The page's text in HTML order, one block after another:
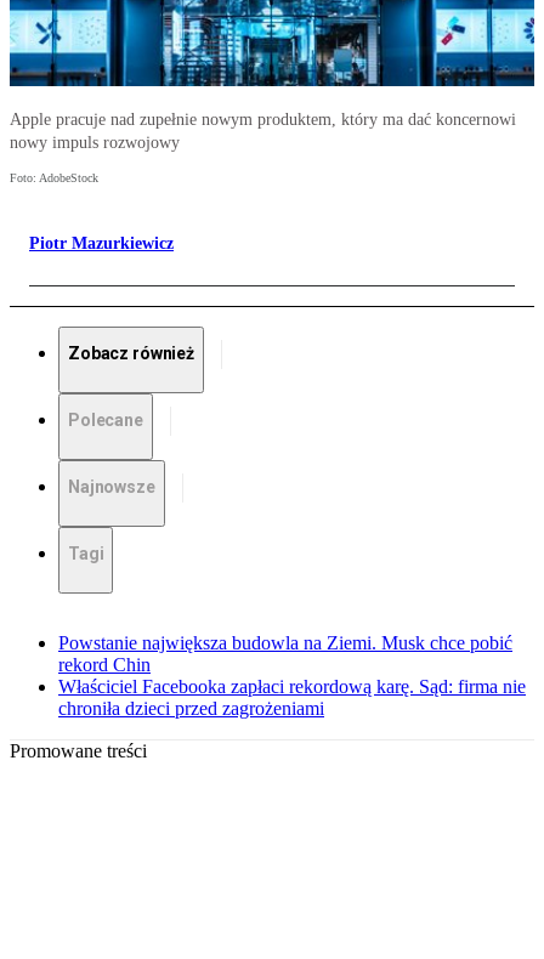
Apple pracuje nad zupełnie nowym produktem, który ma dać koncernowi
nowy impuls rozwojowy
Foto: AdobeStock
Piotr Mazurkiewicz
Zobacz również
Polecane
Najnowsze
Tagi
Powstanie największa budowla na Ziemi. Musk chce pobić
rekord Chin
Właściciel Facebooka zapłaci rekordową karę. Sąd: firma nie
chroniła dzieci przed zagrożeniami
Promowane treści